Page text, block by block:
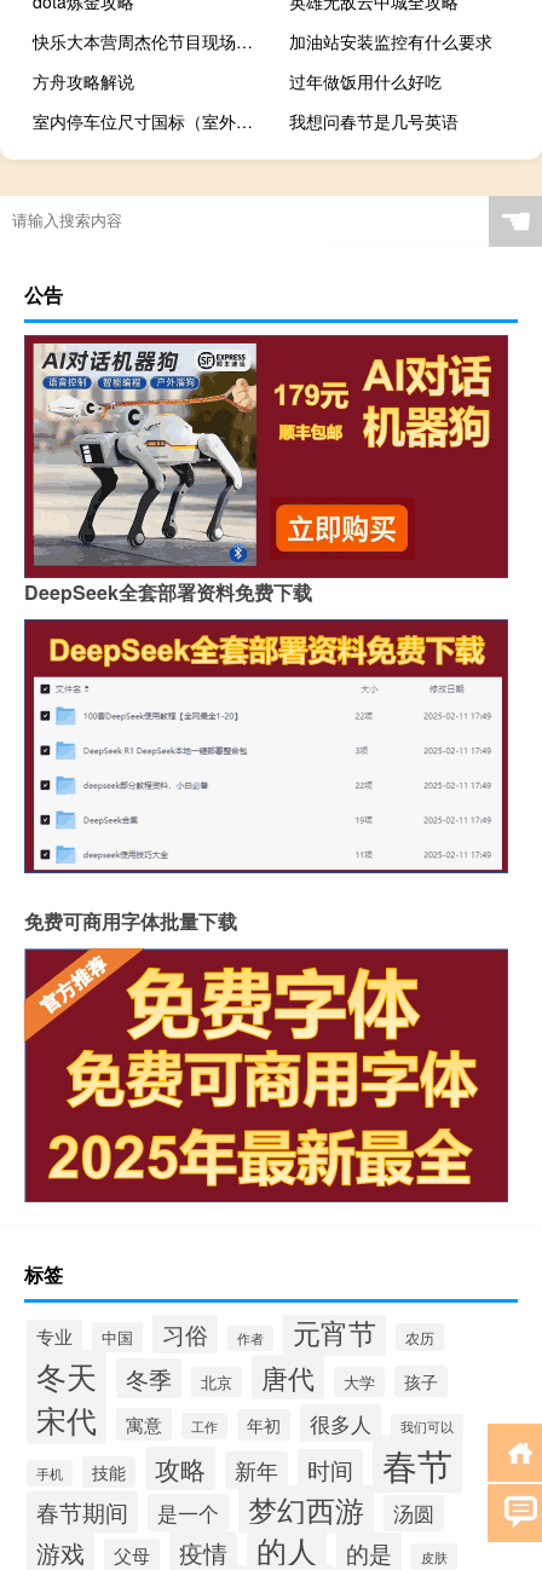
快乐大本营周杰伦节目现场（快乐大本营周杰伦）
加油站安装监控有什么要求
方舟攻略解说
过年做饭用什么好吃
室内停车位尺寸国标（室外停车位标准尺寸）
我想问春节是几号英语
☚
公告
DeepSeek全套部署资料免费下载
免费可商用字体批量下载
标签
专业 中国 习俗 作者 元宵节 农历
冬天 冬季 北京 唐代 大学 孩子
宋代 寓意 工作 年初 很多人 我们可以
手机 技能 攻略 新年 时间 春节
春节期间 是一个 梦幻西游 汤圆
游戏 父母 疫情 的人 的是 皮肤